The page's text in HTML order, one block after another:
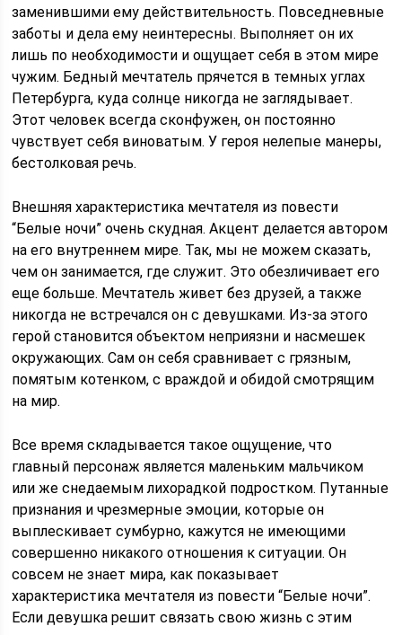
заменившими ему действительность. Повседневные
заботы и дела ему неинтересны. Выполняет он их
лишь по необходимости и ощущает себя в этом мире
чужим. Бедный мечтатель прячется в темных углах
Петербурга, куда солнце никогда не заглядывает.
Этот человек всегда сконфужен, он постоянно
чувствует себя виноватым. У героя нелепые манеры,
бестолковая речь.
Внешняя характеристика мечтателя из повести
“Белые ночи” очень скудная. Акцент делается автором
на его внутреннем мире. Так, мы не можем сказать,
чем он занимается, где служит. Это обезличивает его
еще больше. Мечтатель живет без друзей, а также
никогда не встречался он с девушками. Из-за этого
герой становится объектом неприязни и насмешек
окружающих. Сам он себя сравнивает с грязным,
помятым котенком, с враждой и обидой смотрящим
на мир.
Все время складывается такое ощущение, что
главный персонаж является маленьким мальчиком
или же снедаемым лихорадкой подростком. Путанные
признания и чрезмерные эмоции, которые он
выплескивает сумбурно, кажутся не имеющими
совершенно никакого отношения к ситуации. Он
совсем не знает мира, как показывает
характеристика мечтателя из повести “Белые ночи”.
Если девушка решит связать свою жизнь с этим